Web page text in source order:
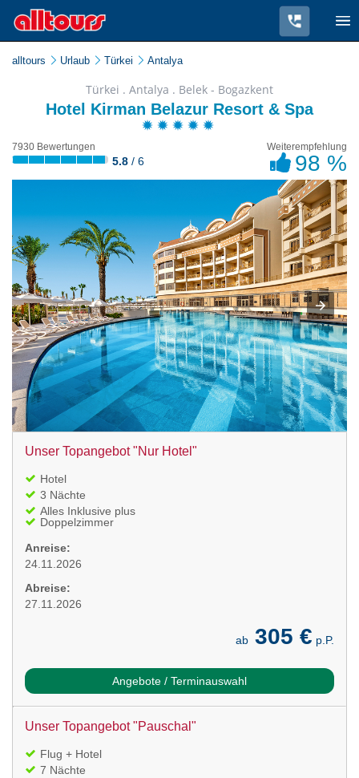
alltours Urlaub Türkei Antalya
Türkei . Antalya . Belek - Bogazkent
Hotel Kirman Belazur Resort & Spa
7930 Bewertungen
5.8 / 6
Weiterempfehlung
98 %
Unser Topangebot "Nur Hotel"
Hotel
3 Nächte
Alles Inklusive plus
Doppelzimmer
Anreise:
24.11.2026
Abreise:
27.11.2026
ab 305 € p.P.
Angebote / Terminauswahl
Unser Topangebot "Pauschal"
Flug + Hotel
7 Nächte